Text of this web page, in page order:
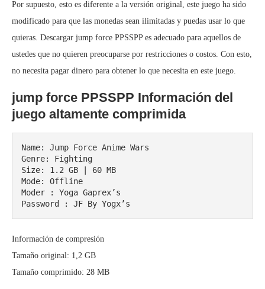
Por supuesto, esto es diferente a la versión original, este juego ha sido
modificado para que las monedas sean ilimitadas y puedas usar lo que
quieras. Descargar jump force PPSSPP es adecuado para aquellos de
ustedes que no quieren preocuparse por restricciones o costos. Con esto,
no necesita pagar dinero para obtener lo que necesita en este juego.
jump force PPSSPP Información del
juego altamente comprimida
Name: Jump Force Anime Wars
Genre: Fighting
Size: 1.2 GB | 60 MB
Mode: Offline
Moder : Yoga Gaprex’s
Password : JF By Yogx’s
Información de compresión
Tamaño original: 1,2 GB
Tamaño comprimido: 28 MB